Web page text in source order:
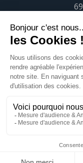
Tél.
https://